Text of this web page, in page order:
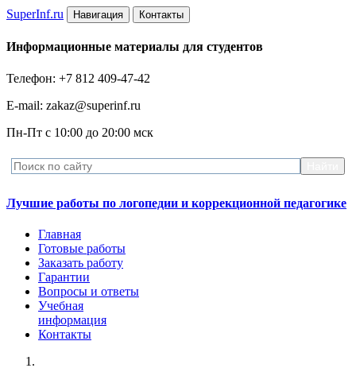
SuperInf.ru Навигация Контакты
Информационные материалы для студентов
Телефон: +7 812 409-47-42
E-mail: zakaz@superinf.ru
Пн-Пт с 10:00 до 20:00 мск
Лучшие работы по логопедии и коррекционной педагогике
Главная
Готовые работы
Заказать работу
Гарантии
Вопросы и ответы
Учебная
информация
Контакты